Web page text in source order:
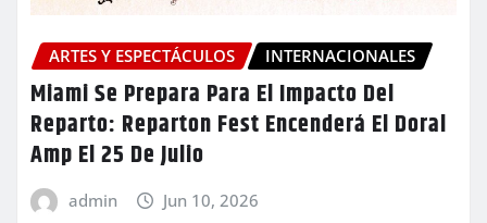
ARTES Y ESPECTÁCULOS INTERNACIONALES
Miami Se Prepara Para El Impacto Del
Reparto: Reparton Fest Encenderá El Doral
Amp El 25 De Julio
admin Jun 10, 2026